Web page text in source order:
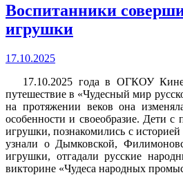
Воспитанники
игрушки
17.10.2025
17.10.2025 года в ОГКОУ
путешествие в «Чудесный мир
на протяжении веков она
особенности и своеобразие. Дети
игрушки, познакомились с
узнали о Дымковской,
игрушки, отгадали русские
викторине «Чудеса народных